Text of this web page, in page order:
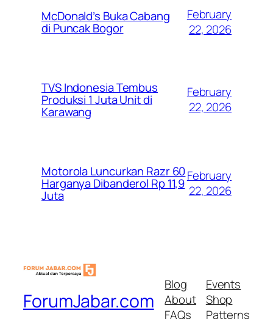
McDonald’s Buka Cabang
di Puncak Bogor
February
22, 2026
TVS Indonesia Tembus
Produksi 1 Juta Unit di
Karawang
February
22, 2026
Motorola Luncurkan Razr 60
Harganya Dibanderol Rp 11,9
Juta
February
22, 2026
ForumJabar.com
Blog
About
FAQs
Events
Shop
Patterns